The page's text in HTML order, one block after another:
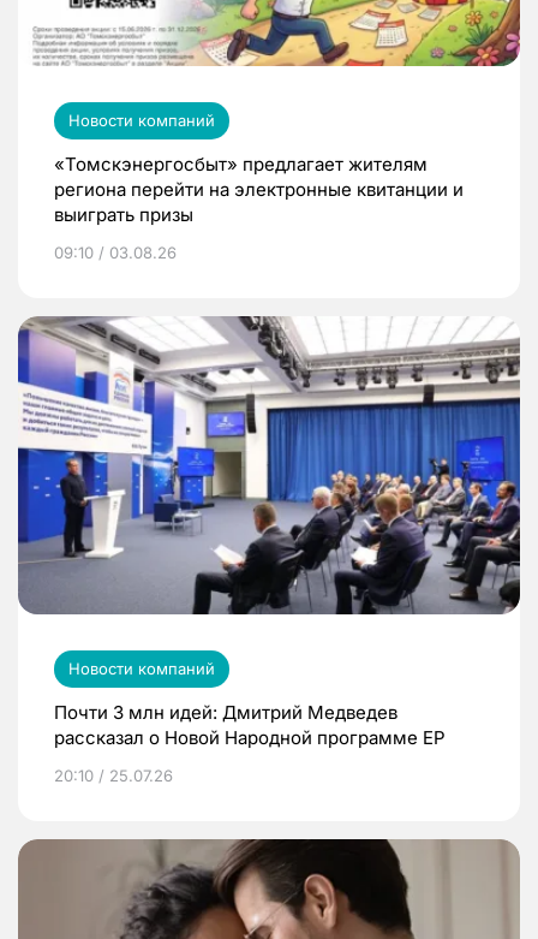
Новости компаний
«Томскэнергосбыт» предлагает жителям
региона перейти на электронные квитанции и
выиграть призы
09:10 / 03.08.26
Новости компаний
Почти 3 млн идей: Дмитрий Медведев
рассказал о Новой Народной программе ЕР
20:10 / 25.07.26